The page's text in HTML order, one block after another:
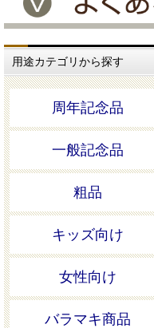
用途カテゴリから探す
周年記念品
一般記念品
粗品
キッズ向け
女性向け
バラマキ商品